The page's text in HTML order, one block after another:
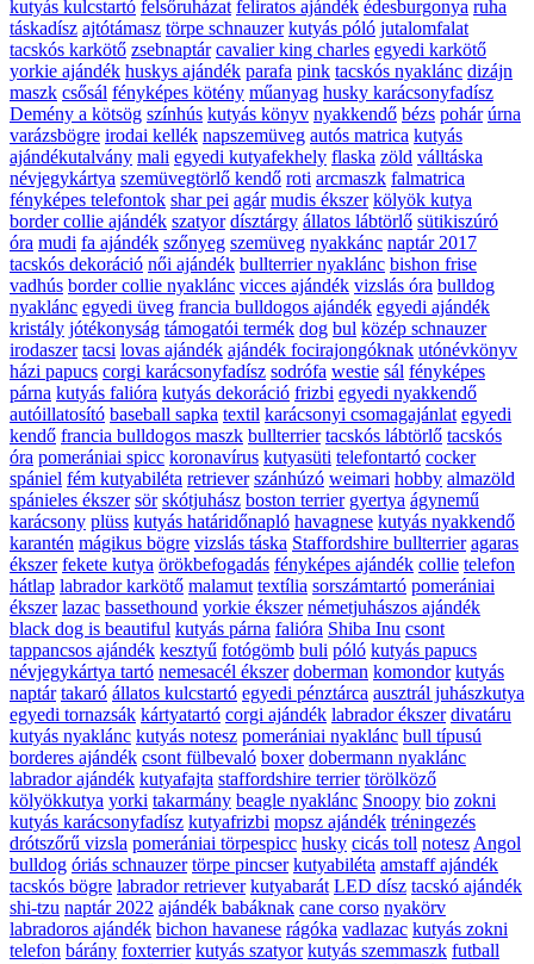
kutyás kulcstartó felsőruházat feliratos ajándék édesburgonya ruha
táskadísz ajtótámasz törpe schnauzer kutyás póló jutalomfalat
tacskós karkötő zsebnaptár cavalier king charles egyedi karkötő
yorkie ajándék huskys ajándék parafa pink tacskós nyaklánc dizájn
maszk csősál fényképes kötény műanyag husky karácsonyfadísz
Demény a kötsög színhús kutyás könyv nyakkendő bézs pohár úrna
varázsbögre irodai kellék napszemüveg autós matrica kutyás
ajándékutalvány mali egyedi kutyafekhely flaska zöld válltáska
névjegykártya szemüvegtörlő kendő roti arcmaszk falmatrica
fényképes telefontok shar pei agár mudis ékszer kölyök kutya
border collie ajándék szatyor dísztárgy állatos lábtörlő sütikiszúró
óra mudi fa ajándék szőnyeg szemüveg nyakkánc naptár 2017
tacskós dekoráció női ajándék bullterrier nyaklánc bishon frise
vadhús border collie nyaklánc vicces ajándék vizslás óra bulldog
nyaklánc egyedi üveg francia bulldogos ajándék egyedi ajándék
kristály jótékonyság támogatói termék dog bul közép schnauzer
irodaszer tacsi lovas ajándék ajándék focirajongóknak utónévkönyv
házi papucs corgi karácsonyfadísz sodrófa westie sál fényképes
párna kutyás falióra kutyás dekoráció frizbi egyedi nyakkendő
autóillatosító baseball sapka textil karácsonyi csomagajánlat egyedi
kendő francia bulldogos maszk bullterrier tacskós lábtörlő tacskós
óra pomerániai spicc koronavírus kutyasüti telefontartó cocker
spániel fém kutyabiléta retriever szánhúzó weimari hobby almazöld
spánieles ékszer sör skótjuhász boston terrier gyertya ágynemű
karácsony plüss kutyás határidőnapló havagnese kutyás nyakkendő
karantén mágikus bögre vizslás táska Staffordshire bullterrier agaras
ékszer fekete kutya örökbefogadás fényképes ajándék collie telefon
hátlap labrador karkötő malamut textília sorszámtartó pomerániai
ékszer lazac bassethound yorkie ékszer németjuhászos ajándék
black dog is beautiful kutyás párna falióra Shiba Inu csont
tappancsos ajándék kesztyű fotógömb buli póló kutyás papucs
névjegykártya tartó nemesacél ékszer doberman komondor kutyás
naptár takaró állatos kulcstartó egyedi pénztárca ausztrál juhászkutya
egyedi tornazsák kártyatartó corgi ajándék labrador ékszer divatáru
kutyás nyaklánc kutyás notesz pomerániai nyaklánc bull típusú
borderes ajándék csont fülbevaló boxer dobermann nyaklánc
labrador ajándék kutyafajta staffordshire terrier törölköző
kölyökkutya yorki takarmány beagle nyaklánc Snoopy bio zokni
kutyás karácsonyfadísz kutyafrizbi mopsz ajándék tréningezés
drótszőrű vizsla pomerániai törpespicc husky cicás toll notesz Angol
bulldog óriás schnauzer törpe pincser kutyabiléta amstaff ajándék
tacskós bögre labrador retriever kutyabarát LED dísz tacskó ajándék
shi-tzu naptár 2022 ajándék babáknak cane corso nyakörv
labradoros ajándék bichon havanese rágóka vadlazac kutyás zokni
telefon bárány foxterrier kutyás szatyor kutyás szemmaszk futball